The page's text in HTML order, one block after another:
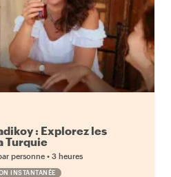
: Explorez les
Turquie
personne • 3 heures
INSTANTANÉE